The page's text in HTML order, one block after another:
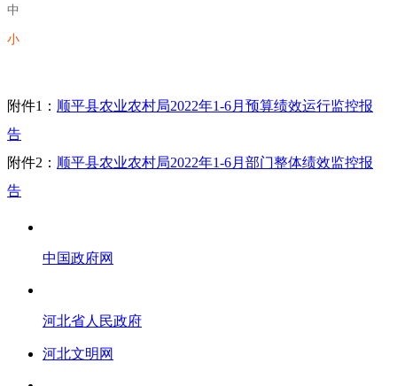
中
小
附件1： 顺平县农业农村局2022年1-6月预算绩效运行监控报
告
附件2： 顺平县农业农村局2022年1-6月部门整体绩效监控报
告
中国政府网
河北省人民政府
河北文明网